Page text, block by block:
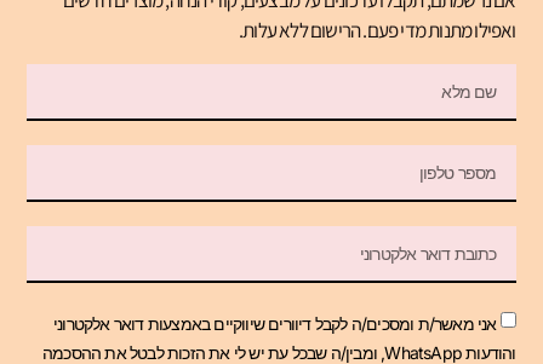
ואפילו מתנות מדי פעם. הרישום ללא עלות.
אני מאשר/ת ומסכים/ה לקבל דיוורים שיווקיים באמצעות דואר אלקטרוני
והודעות WhatsApp, ומבין/ה שבכל עת יש לי את הזכות לבטל את ההסכמה